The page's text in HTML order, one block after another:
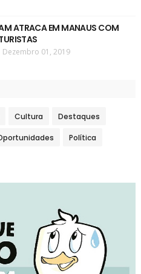
ATRACA EM MANAUS COM
Dezembro 01, 2019
Cultura Destaques
Política